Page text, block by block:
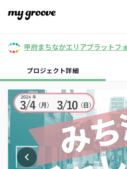
甲府まちなかエリアプラットフ
プロジェクト詳細